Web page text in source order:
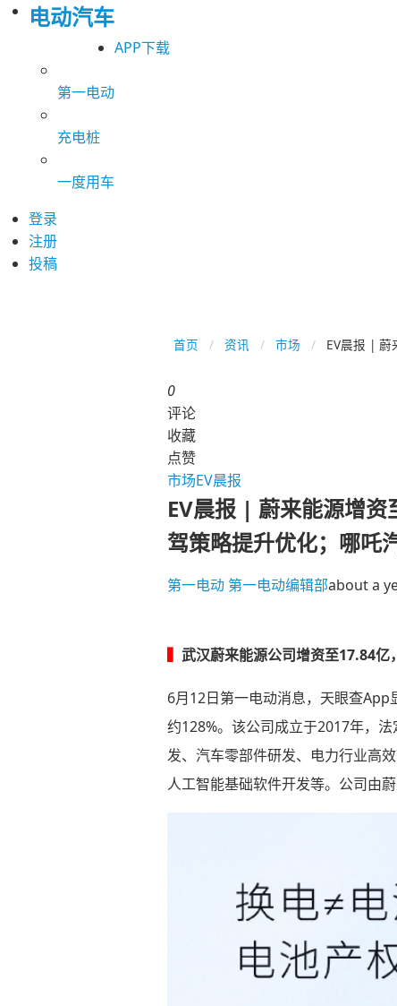
电动汽车
APP下载
第一电动
充电桩
一度用车
登录
注册
投稿
首页 资讯 市场 EV晨报 | 蔚
0
评论
收藏
点赞
市场EV晨报
EV晨报 | 蔚来能源增
驾策略提升优化；哪吒
第一电动 第一电动编辑部about a
武汉蔚来能源公司增资至17.84亿
6月12日第一电动消息，天眼查
约128%。该公司成立于2017年，
发、汽车零部件研发、电力行业高
人工智能基础软件开发等。公司由